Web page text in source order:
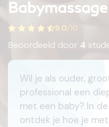
Babymassage
9.0/10
Beoordeeld door 4
Wil je als ouder,
professional een
met een baby? In
ontdek je hoe je